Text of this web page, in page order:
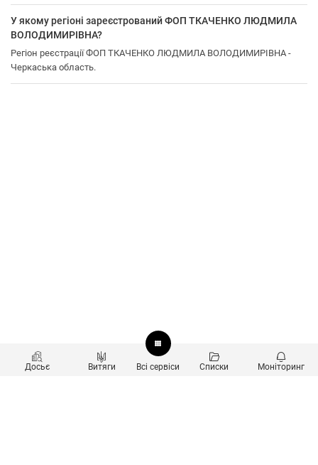
У якому регіоні зареєстрований ФОП ТКАЧЕНКО ЛЮДМИЛА
ВОЛОДИМИРІВНА?
Регіон реєстрації ФОП ТКАЧЕНКО ЛЮДМИЛА ВОЛОДИМИРІВНА -
Черкаська область.
Досьє Витяги Всі сервіси Списки Моніторинг